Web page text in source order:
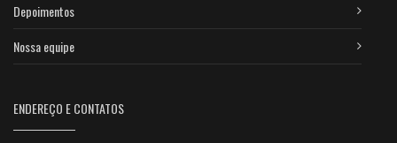
Depoimentos
Nossa equipe
ENDEREÇO E CONTATOS